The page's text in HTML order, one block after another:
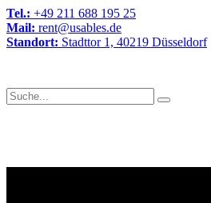
Tel.: +49 211 688 195 25
Mail: rent@usables.de
Standort: Stadttor 1, 40219 Düsseldorf